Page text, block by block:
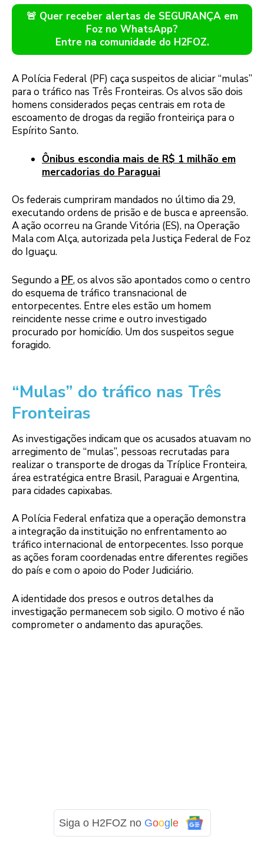
🚨 Quer receber alertas de SEGURANÇA em
Foz no WhatsApp?
Entre na comunidade do H2FOZ.
A Polícia Federal (PF) caça suspeitos de aliciar “mulas”
para o tráfico nas Três Fronteiras. Os alvos são dois
homens considerados peças centrais em rota de
escoamento de drogas da região fronteiriça para o
Espírito Santo.
Ônibus escondia mais de R$ 1 milhão em
mercadorias do Paraguai
Os federais cumpriram mandados no último dia 29,
executando ordens de prisão e de busca e apreensão.
A ação ocorreu na Grande Vitória (ES), na Operação
Mala com Alça, autorizada pela Justiça Federal de Foz
do Iguaçu.
Segundo a PF, os alvos são apontados como o centro
do esquema de tráfico transnacional de
entorpecentes. Entre eles estão um homem
reincidente nesse crime e outro investigado
procurado por homicídio. Um dos suspeitos segue
foragido.
“Mulas” do tráfico nas Três
Fronteiras
As investigações indicam que os acusados atuavam no
arregimento de “mulas”, pessoas recrutadas para
realizar o transporte de drogas da Tríplice Fronteira,
área estratégica entre Brasil, Paraguai e Argentina,
para cidades capixabas.
A Polícia Federal enfatiza que a operação demonstra
a integração da instituição no enfrentamento ao
tráfico internacional de entorpecentes. Isso porque
as ações foram coordenadas entre diferentes regiões
do país e com o apoio do Poder Judiciário.
A identidade dos presos e outros detalhes da
investigação permanecem sob sigilo. O motivo é não
comprometer o andamento das apurações.
Siga o H2FOZ no Google